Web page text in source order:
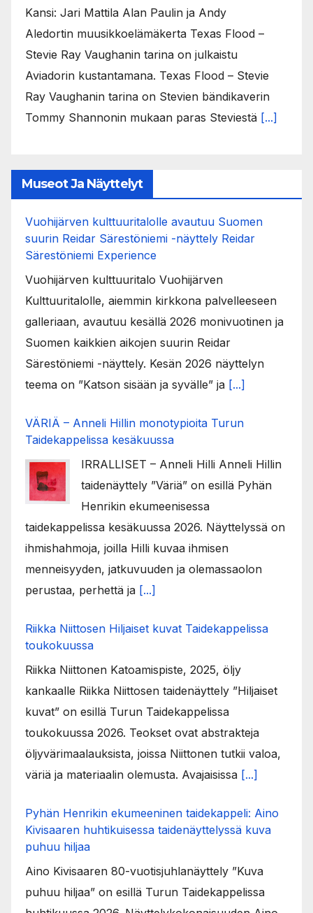
Kansi: Jari Mattila Alan Paulin ja Andy
Aledortin muusikkoelämäkerta Texas Flood –
Stevie Ray Vaughanin tarina on julkaistu
Aviadorin kustantamana. Texas Flood – Stevie
Ray Vaughanin tarina on Stevien bändikaverin
Tommy Shannonin mukaan paras Steviestä [...]
Museot Ja Näyttelyt
Vuohijärven kulttuuritalolle avautuu Suomen
suurin Reidar Särestöniemi -näyttely Reidar
Särestöniemi Experience
Vuohijärven kulttuuritalo Vuohijärven
Kulttuuritalolle, aiemmin kirkkona palvelleeseen
galleriaan, avautuu kesällä 2026 monivuotinen ja
Suomen kaikkien aikojen suurin Reidar
Särestöniemi -näyttely. Kesän 2026 näyttelyn
teema on ”Katson sisään ja syvälle” ja [...]
VÄRIÄ – Anneli Hillin monotypioita Turun
Taidekappelissa kesäkuussa
IRRALLISET – Anneli Hilli Anneli Hillin
taidenäyttely ”Väriä” on esillä Pyhän
Henrikin ekumeenisessa
taidekappelissa kesäkuussa 2026. Näyttelyssä on
ihmishahmoja, joilla Hilli kuvaa ihmisen
menneisyyden, jatkuvuuden ja olemassaolon
perustaa, perhettä ja [...]
Riikka Niittosen Hiljaiset kuvat Taidekappelissa
toukokuussa
Riikka Niittonen Katoamispiste, 2025, öljy
kankaalle Riikka Niittosen taidenäyttely ”Hiljaiset
kuvat” on esillä Turun Taidekappelissa
toukokuussa 2026. Teokset ovat abstrakteja
öljyvärimaalauksista, joissa Niittonen tutkii valoa,
väriä ja materiaalin olemusta. Avajaisissa [...]
Pyhän Henrikin ekumeeninen taidekappeli: Aino
Kivisaaren huhtikuisessa taidenäyttelyssä kuva
puhuu hiljaa
Aino Kivisaaren 80-vuotisjuhlanäyttely ”Kuva
puhuu hiljaa” on esillä Turun Taidekappelissa